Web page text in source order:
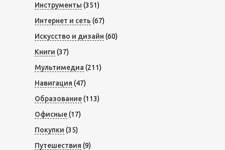
Инструменты (351)
Интернет и сеть (67)
Искусство и дизайн (60)
Книги (37)
Мультимедиа (211)
Навигация (47)
Образование(113)
Офисные(17)
Покупки (35)
Путешествия (9)